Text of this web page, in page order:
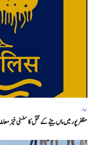
بہار
مظفر پور میں ماں بیٹے کے قتل کا سنسنی خیز